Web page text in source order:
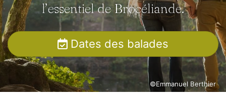
©Emmanuel Berthier
l’essentiel de Brocéliande.
Dates des balades